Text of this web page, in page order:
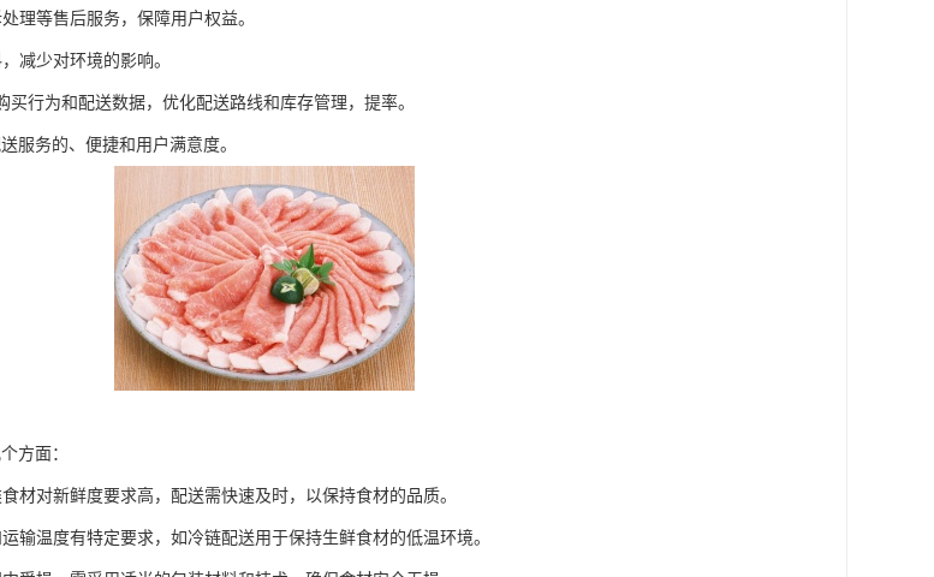
理等售后服务，保障用户权益。
减少对环境的影响。
买行为和配送数据，优化配送路线和库存管理，提率。
服务的、便捷和用户满意度。
方面：
材对新鲜度要求高，配送需快速及时，以保持食材的品质。
输温度有特定要求，如冷链配送用于保持生鲜食材的低温环境。